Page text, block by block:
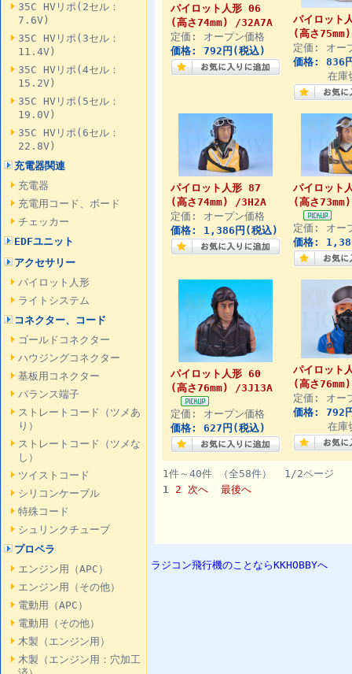
35C HVリポ(2セル：
7.6V)
35C HVリポ(3セル：
11.4V)
35C HVリポ(4セル：
15.2V)
35C HVリポ(5セル：
19.0V)
35C HVリポ(6セル：
22.8V)
充電器関連
充電器
充電用コード、ボード
チェッカー
EDFユニット
アクセサリー
パイロット人形
ライトシステム
コネクター、コード
ゴールドコネクター
ハウジングコネクター
基板用コネクター
バランス端子
ストレートコード（ツメあ
り）
ストレートコード（ツメな
し）
ツイストコード
シリコンケーブル
特殊コード
シュリンクチューブ
プロペラ
エンジン用（APC）
エンジン用（その他）
電動用（APC）
電動用（その他）
木製（エンジン用）
木製（エンジン用：穴加工
パイロット人形 06
(高さ74mm) /32A7A
定価: オープン価格
価格: 792円(税込)
パイロット
(高さ
定価: オー
価格: 836
在庫
パイロット人形 87
(高さ74mm) /3H2A
定価: オープン価格
価格: 1,386円(税込)
パイロット
(高さ
定価: オー
価格:
パイロット人形 60
(高さ76mm) /3J13A
定価: オープン価格
価格: 627円(税込)
パイロット
(高さ
定価: オー
価格: 792
在庫
1件～40件 （全58件） 1/2ページ
1 2 次へ 最後へ
ラジコン飛行機のことならKKHOBBYへ